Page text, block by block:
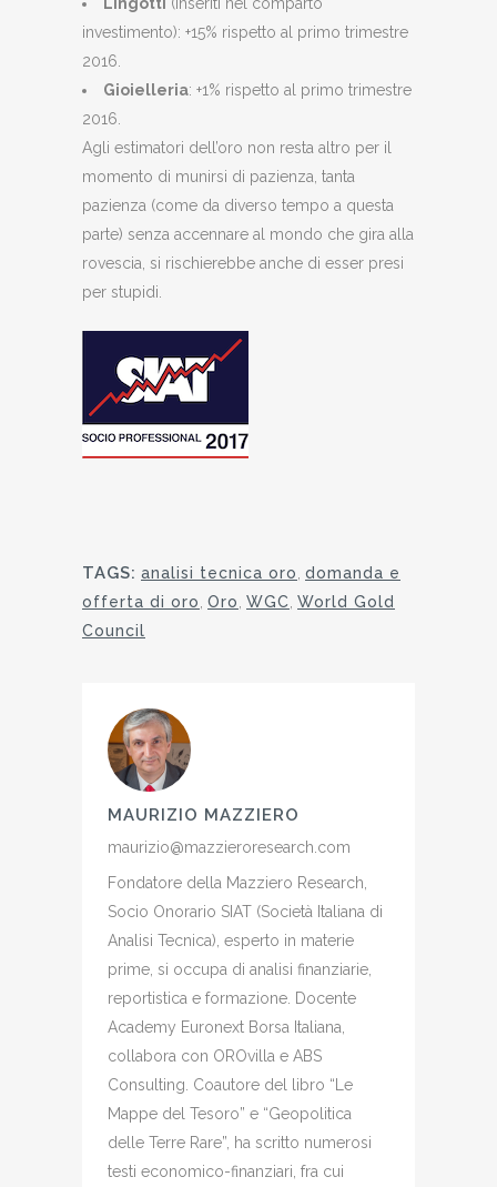
investimento): +15% rispetto al primo trimestre
2016.
Gioielleria: +1% rispetto al primo trimestre
2016.
Agli estimatori dell’oro non resta altro per il
momento di munirsi di pazienza, tanta
pazienza (come da diverso tempo a questa
parte) senza accennare al mondo che gira alla
rovescia, si rischierebbe anche di esser presi
per stupidi.
TAGS: analisi tecnica oro domanda e
offerta di oro Oro WGC World Gold
Council
MAURIZIO MAZZIERO
maurizio@mazzieroresearch.com
Fondatore della Mazziero Research,
Socio Onorario SIAT (Società Italiana di
Analisi Tecnica), esperto in materie
prime, si occupa di analisi finanziarie,
reportistica e formazione. Docente
Academy Euronext Borsa Italiana,
collabora con OROvilla e ABS
Consulting. Coautore del libro “Le
Mappe del Tesoro” e “Geopolitica
delle Terre Rare”, ha scritto numerosi
testi economico-finanziari, fra cui